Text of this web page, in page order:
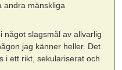
andra mänskliga
något slagsmål av allvarlig
jag känner heller. Det
i ett rikt, sekulariserat och